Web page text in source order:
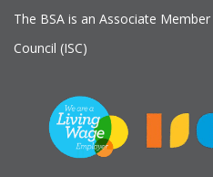
The BSA is an Associate
Council (ISC)